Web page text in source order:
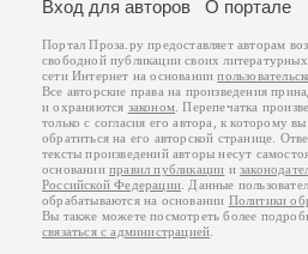
Вход для авторов
О портале
Портал Проза.ру предоставляет авторам
свободной публикации своих
сети Интернет на основании
Все авторские права на произведения
и охраняются законом . Перепечатка
только с согласия его автора, к которому
обратиться на его авторской странице.
тексты произведений авторы несут
основанииправил публикации и
Российской Федерации . Данные
обрабатываются на основании Политики
Вы также можете посмотреть более
связаться с администрацией